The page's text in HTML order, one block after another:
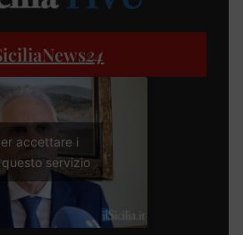
24
accettare i
servizio